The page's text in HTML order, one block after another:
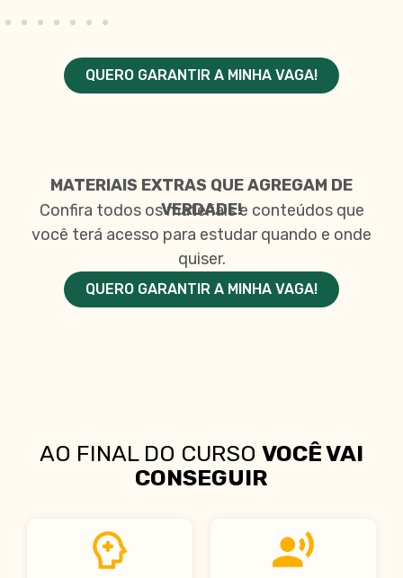
QUERO GARANTIR A MINHA VAGA!
MATERIAIS EXTRAS QUE AGREGAM DE
VERDADE!
Confira todos os materiais e conteúdos que
você terá acesso para estudar quando e onde
quiser.
QUERO GARANTIR A MINHA VAGA!
AO FINAL DO CURSO VOCÊ VAI
CONSEGUIR